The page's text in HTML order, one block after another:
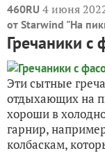
460RU 4 июня
от Starwind "На
Гречаники с
Эти сытные
отдыхающих на
хороши в
гарнир,
колбаскам,